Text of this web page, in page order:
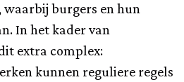
waarbij burgers en hun
In het kader van
extra complex:
kunnen reguliere regels